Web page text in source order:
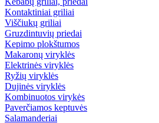
Kontaktiniai griliai
Viščiukų griliai
Gruzdintuvių priedai
Kepimo plokštumos
Makaronų viryklės
Elektrinės viryklės
Ryžių viryklės
Dujinės viryklės
Kombinuotos virykės
Paverčiamos keptuvės
Salamanderiai